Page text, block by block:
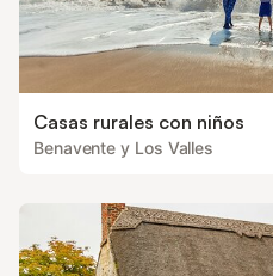
Casas rurales con niños
Benavente y Los Valles